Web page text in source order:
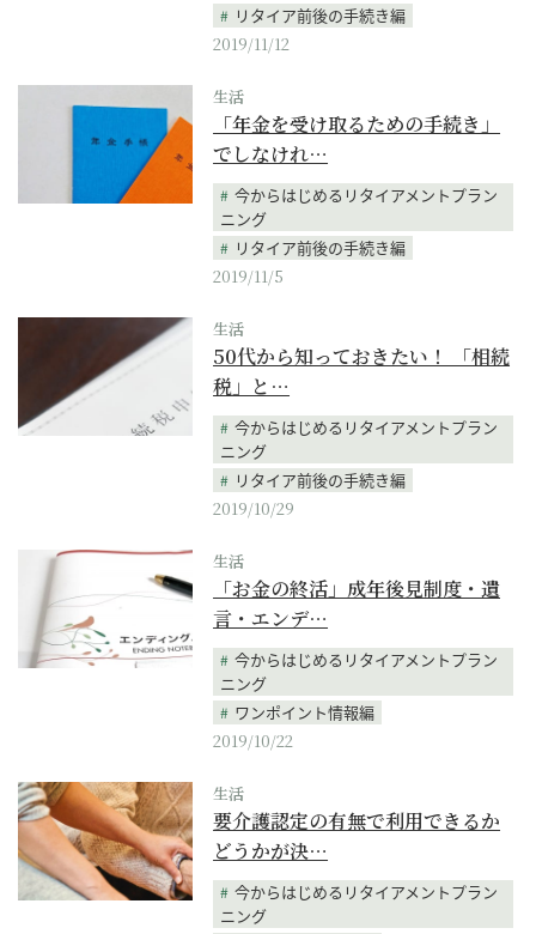
リタイア前後の手続き編
2019/11/12
生活
「年金を受け取るための手続き」
でしなけれ…
今からはじめるリタイアメントプラン
ニング
リタイア前後の手続き編
2019/11/5
生活
50代から知っておきたい！ 「相続
税」と…
今からはじめるリタイアメントプラン
ニング
リタイア前後の手続き編
2019/10/29
生活
「お金の終活」成年後見制度・遺
言・エンデ…
今からはじめるリタイアメントプラン
ニング
ワンポイント情報編
2019/10/22
生活
要介護認定の有無で利用できるか
どうかが決…
今からはじめるリタイアメントプラン
ニング